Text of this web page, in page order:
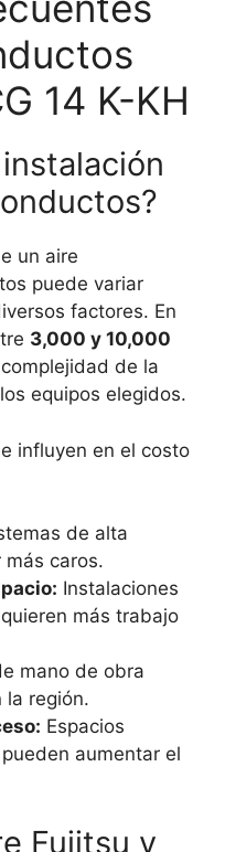
14 K-KH
un aire
puede variar
factores. En
3,000 y 10,000
de la
equipos elegidos.
influyen en el costo
de alta
más caros.
Instalaciones
más trabajo
mano de obra
la región.
Espacios
aumentar el
Fujitsu y